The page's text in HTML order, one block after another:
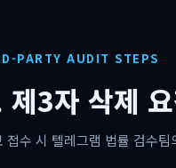
PARTY AUDIT STEPS
3자 삭제
접수 시 텔레그램 법률 검수